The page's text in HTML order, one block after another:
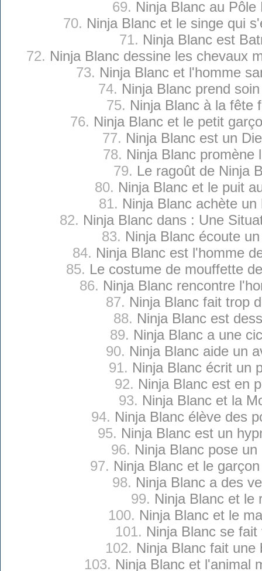
69. Ninja Blanc au
70. Ninja Blanc et le singe qui
71. Ninja Blanc est
72. Ninja Blanc dessine les chevaux
73. Ninja Blanc et l'homme
74. Ninja Blanc prend
75. Ninja Blanc à la fête
76. Ninja Blanc et le petit
77. Ninja Blanc est un
78. Ninja Blanc promène
79. Le ragoût de Ninja
80. Ninja Blanc et le puit
81. Ninja Blanc achète un
82. Ninja Blanc dans : Une
83. Ninja Blanc écoute
84. Ninja Blanc est l'homme
85. Le costume de mouffette
86. Ninja Blanc rencontre
87. Ninja Blanc fait trop
88. Ninja Blanc est
89. Ninja Blanc a une
90. Ninja Blanc aide un
91. Ninja Blanc écrit un
92. Ninja Blanc est en
93. Ninja Blanc et la
94. Ninja Blanc élève des
95. Ninja Blanc est un
96. Ninja Blanc pose un
97. Ninja Blanc et le
98. Ninja Blanc a des
99. Ninja Blanc et le
100. Ninja Blanc et le
101. Ninja Blanc se fait
102. Ninja Blanc fait une
103. Ninja Blanc et l'animal